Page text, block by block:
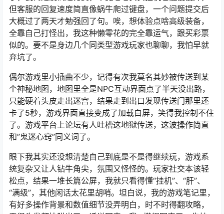
但客服的回复速度简直像蜗牛爬过键盘，一个问题提交后
大概过了两天才勉强回了句。唉，想体验点啥高级装备，
全靠自己打怪出，我这种懒零花的完全靠运气，跟买彩票
似的。要不是身边几个同类型游戏玩家也聊聊，我怕早就
弃坑了。
偶尔游戏里小插曲不少，记得有次我莫名其妙被传送到某
个神秘地图，地图里全是NPC互动界面点了半天没出路，
只能硬着头皮走出迷宫，结果走到出口发现传送门那里还
卡了5秒，游戏界面直接变成了加载白屏，笑得我控制不住
了。游戏平台上论坛有人吐槽这地狱传送，这波操作简直
和”鬼迷心窍”同义词了。
眼下我其实还没想清楚自己到底是不是得继续玩，游戏系
统复杂又让人钻牛角尖，氛围又怪怪的。玩家社交本该轻
松点，结果一堆长篇公屏，我就只看得懂“挂机”、“肝”、
“满级”，其他闲话太花里胡哨。坦白说，我的游戏笔记里，
有好多操作背景和数值细节没弄明白，时不时得翻攻略，